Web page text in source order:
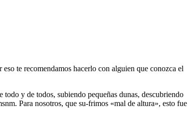
te recomendamos hacerlo con alguien que conozca el
y de todos, subiendo pequeñas dunas, descubriendo
Para nosotros, que su-frimos «mal de altura», esto fue